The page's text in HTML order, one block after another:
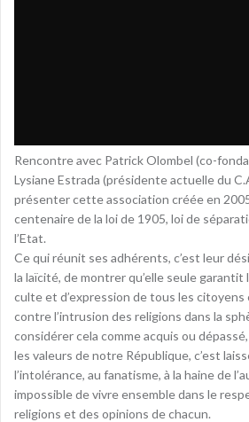
Rencontre avec Patrick Olombel (co-
Lysiane Estrada (présidente actuelle du
présenter cette association créée en 2005
centenaire de la loi de 1905, loi de
l’Etat.
Ce qui réunit ses adhérents, c’est leur
la laïcité, de montrer qu’elle seule
culte et d’expression de tous les citoyens
contre l’intrusion des religions dans la
considérer cela comme acquis ou
les valeurs de notre République, c’est
l’intolérance, au fanatisme, à la haine de
impossible de vivre ensemble dans le
religions et des opinions de chacun.